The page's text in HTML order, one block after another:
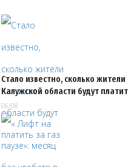
Стало известно, сколько жители
Калужской области будут
06/08